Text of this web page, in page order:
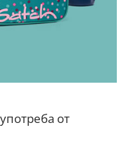
от